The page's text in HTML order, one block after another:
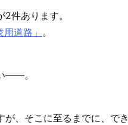
件あります。
道路」 。
——。
、そこに至るまでに、でき